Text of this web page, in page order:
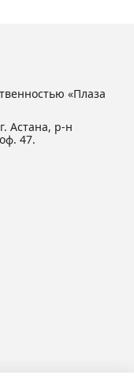
«Плаза
Астана, р-н
47.